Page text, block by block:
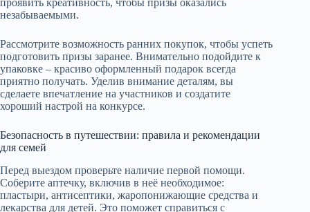
проявить креативность, чтобы призы оказались
незабываемыми.
Рассмотрите возможность ранних покупок, чтобы успеть
подготовить призы заранее. Внимательно подойдите к
упаковке – красиво оформленный подарок всегда
приятно получать. Уделив внимание деталям, вы
сделаете впечатление на участников и создатите
хороший настрой на конкурсе.
Безопасность в путешествии: правила и рекомендации
для семей
Перед выездом проверьте наличие первой помощи.
Соберите аптечку, включив в неё необходимое:
пластыри, антисептики, жаропонижающие средства и
лекарства для детей. Это поможет справиться с